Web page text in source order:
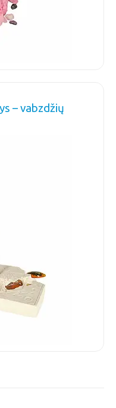
– vabzdžių